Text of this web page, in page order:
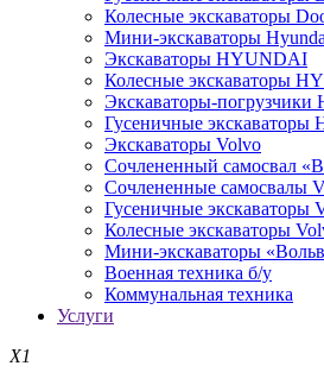
Колесные экскаваторы
Мини-экскаваторы
Экскаваторы HYUNDAI
Колесные экскаваторы
Экскаваторы-
Гусеничные экскаваторы
Экскаваторы Volvo
Сочлененный самосвал
Сочлененные самосвалы
Гусеничные экскаваторы
Колесные экскаваторы
Мини-экскаваторы
Военная техника б/у
Коммунальная техника
Услуги
X1